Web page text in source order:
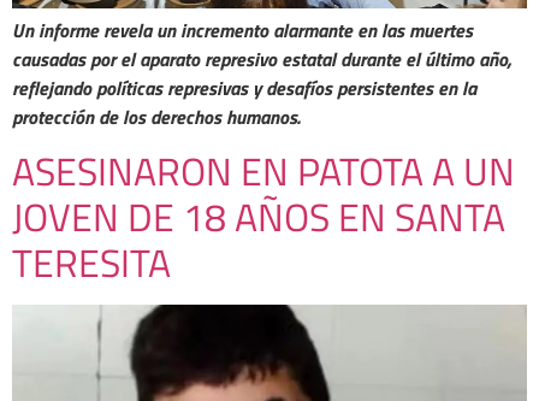
Un informe revela un incremento alarmante en las muertes
causadas por el aparato represivo estatal durante el último año,
reflejando políticas represivas y desafíos persistentes en la
protección de los derechos humanos.
ASESINARON EN PATOTA A UN
JOVEN DE 18 AÑOS EN SANTA
TERESITA